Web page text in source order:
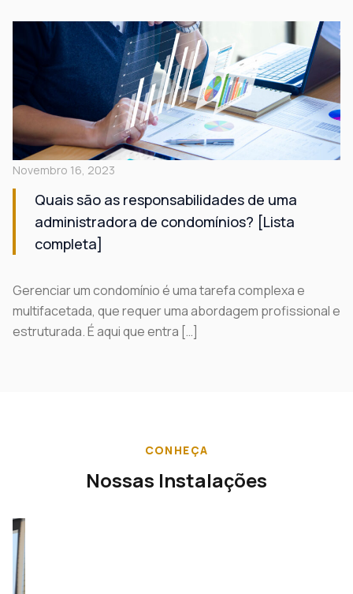
Novembro 16, 2023
Quais são as responsabilidades de uma
administradora de condomínios? [Lista
completa]
Gerenciar um condomínio é uma tarefa complexa e
multifacetada, que requer uma abordagem profissional e
estruturada. É aqui que entra […]
CONHEÇA
Nossas Instalações